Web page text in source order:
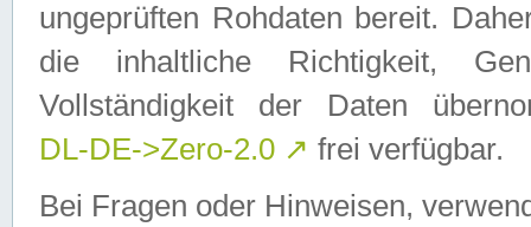
ungeprüften Rohdaten bereit.
die inhaltliche Richtigkeit,
Vollständigkeit der Daten
DL-DE->Zero-2.0 ↗ frei verfügbar.
Bei Fragen oder Hinweisen,